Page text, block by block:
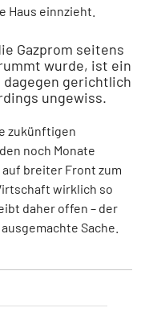
Haus einnzieht.
Gazprom seitens
wurde, ist ein
dagegen gerichtlich
ungewiss.
zukünftigen
noch Monate
breiter Front zum
wirklich so
daher offen – der
Sache.